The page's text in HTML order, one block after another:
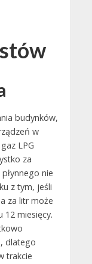
budynków,
w
LPG
za
nie
z tym, jeśli
za litr może
12 miesięcy.
dlatego
trakcie